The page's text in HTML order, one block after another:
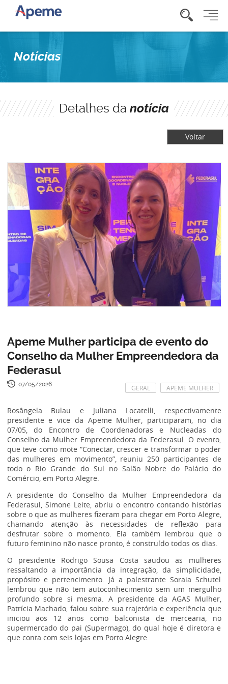
Notícias
Detalhes da notícia
Voltar
Apeme Mulher participa de evento do
Conselho da Mulher Empreendedora da
Federasul
07/05/2026 APEME MULHER
GERAL
Rosângela Bulau e Juliana Locatelli, respectivamente
presidente e vice da Apeme Mulher, participaram, no dia
07/05, do Encontro de Coordenadoras e Nucleadas do
Conselho da Mulher Empreendedora da Federasul. O evento,
que teve como mote “Conectar, crescer e transformar o poder
das mulheres em movimento”, reuniu 250 participantes de
todo o Rio Grande do Sul no Salão Nobre do Palácio do
Comércio, em Porto Alegre.
A presidente do Conselho da Mulher Empreendedora da
Federasul, Simone Leite, abriu o encontro contando histórias
sobre o que as mulheres fizeram para chegar em Porto Alegre,
chamando atenção às necessidades de reflexão para
desfrutar sobre o momento. Ela também lembrou que o
futuro feminino não nasce pronto, é construído todos os dias.
O presidente Rodrigo Sousa Costa saudou as mulheres
ressaltando a importância da integração, da simplicidade,
propósito e pertencimento. Já a palestrante Soraia Schutel
lembrou que não tem autoconhecimento sem um mergulho
profundo sobre si mesma. A presidente da AGAS Mulher,
Patrícia Machado, falou sobre sua trajetória e experiência que
iniciou aos 12 anos como balconista de mercearia, no
supermercado do pai (Supermago), do qual hoje é diretora e
que conta com seis lojas em Porto Alegre.